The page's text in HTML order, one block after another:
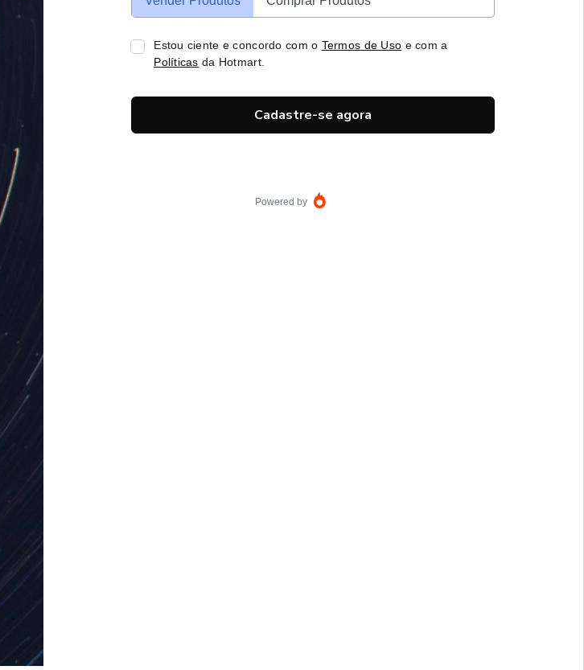
Estou ciente e concordo com o Termos de Uso e com a
Políticas da Hotmart.
Cadastre-se agora
Powered by